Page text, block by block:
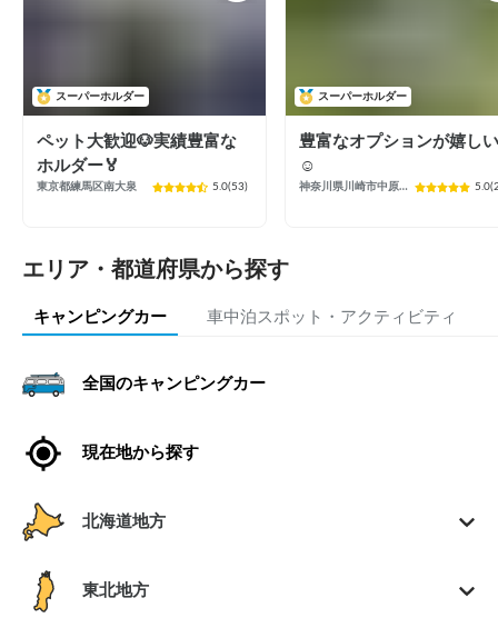
スーパーホルダー
ペット大歓迎🐶実績豊富な
ホルダー🏅
東京都練馬区南大泉 5.0(53)
スーパーホルダー
豊富なオプションが嬉しい
☺️
神奈川県川崎市中原区新城 5.0(
エリア・都道府県から探す
キャンピングカー 車中泊スポット・アクティビティ
全国のキャンピングカー
現在地から探す
北海道地方
東北地方